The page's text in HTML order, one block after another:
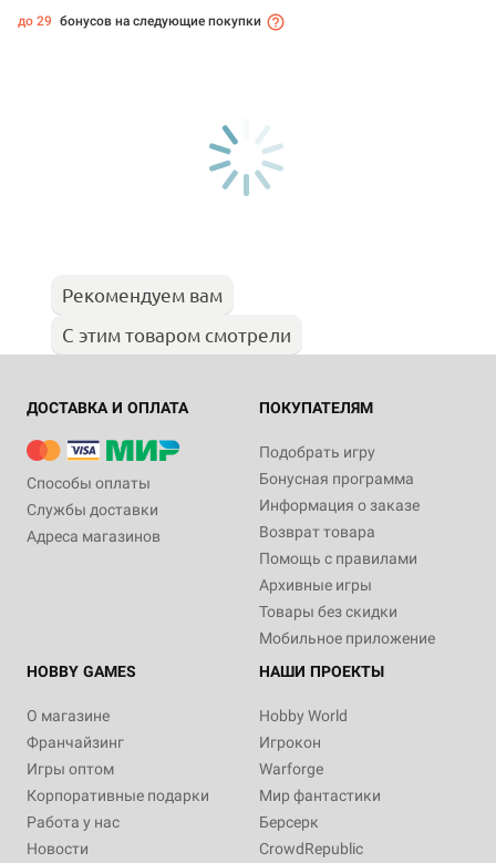
до 29 бонусов на следующие покупки
Рекомендуем вам
С этим товаром смотрели
ДОСТАВКА И ОПЛАТА
Способы оплаты
Службы доставки
Адреса магазинов
ПОКУПАТЕЛЯМ
Подобрать игру
Бонусная программа
Информация о заказе
Возврат товара
Помощь с правилами
Архивные игры
Товары без скидки
Мобильное приложение
HOBBY GAMES
О магазине
Франчайзинг
Игры оптом
Корпоративные подарки
Работа у нас
Новости
НАШИ ПРОЕКТЫ
Hobby World
Игрокон
Warforge
Мир фантастики
Берсерк
CrowdRepublic